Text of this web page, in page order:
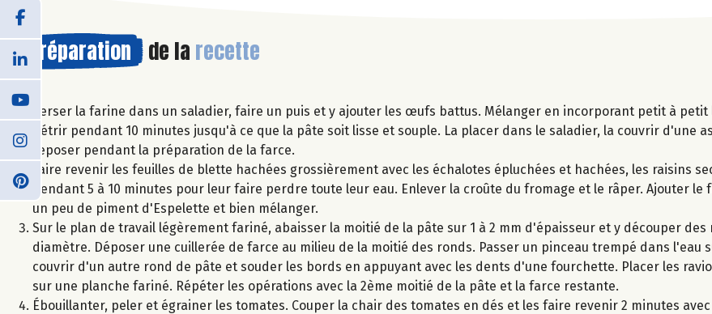
Préparation de la recette
Verser la farine dans un saladier, faire un puis et y ajouter les œufs battus. Mélanger en incorporant petit à
pétrir pendant 10 minutes jusqu'à ce que la pâte soit lisse et souple. La placer dans le saladier, la couvrir d'une
reposer pendant la préparation de la farce.
Faire revenir les feuilles de blette hachées grossièrement avec les échalotes épluchées et hachées, les raisins
pendant 5 à 10 minutes pour leur faire perdre toute leur eau. Enlever la croûte du fromage et le râper. Ajouter le
un peu de piment d'Espelette et bien mélanger.
Sur le plan de travail légèrement fariné, abaisser la moitié de la pâte sur 1 à 2 mm d'épaisseur et y découper des
diamètre. Déposer une cuillerée de farce au milieu de la moitié des ronds. Passer un pinceau trempé dans l'eau
couvrir d'un autre rond de pâte et souder les bords en appuyant avec les dents d'une fourchette. Placer les
sur une planche fariné. Répéter les opérations avec la 2ème moitié de la pâte et la farce restante.
Ébouillanter, peler et égrainer les tomates. Couper la chair des tomates en dés et les faire revenir 2 minutes